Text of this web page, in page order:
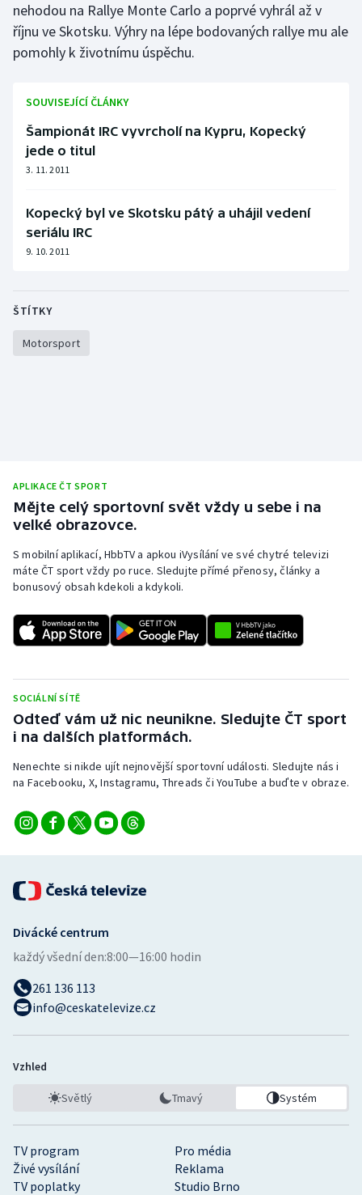
Lyže a snowboard
Moderní pětiboj
Motorsport
Olympijské hry
Parasport
Plavání
Plážový volejbal
Stolní tenis
Triatlon
Veslování
Vodní slalom
Volejbal
Ostatní
nehodou na Rallye Monte Carlo a poprvé vyhrál až v
říjnu ve Skotsku. Výhry na lépe bodovaných rallye mu ale
pomohly k životnímu úspěchu.
SOUVISEJÍCÍ ČLÁNKY
Šampionát IRC vyvrcholí na Kypru, Kopecký
jede o titul
3. 11. 2011
Kopecký byl ve Skotsku pátý a uhájil vedení
seriálu IRC
9. 10. 2011
ŠTÍTKY
Motorsport
APLIKACE ČT SPORT
Mějte celý sportovní svět vždy u sebe i na
velké obrazovce.
S mobilní aplikací, HbbTV a apkou iVysílání ve své chytré televizi
máte ČT sport vždy po ruce. Sledujte přímé přenosy, články a
bonusový obsah kdekoli a kdykoli.
SOCIÁLNÍ SÍTĚ
Odteď vám už nic neunikne. Sledujte ČT sport
i na dalších platformách.
Nenechte si nikde ujít nejnovější sportovní události. Sledujte nás i
na Facebooku, X, Instagramu, Threads či YouTube a buďte v obraze.
TV program
Pro média
Živé vysílání
Reklama
TV poplatky
Studio Brno
Divácké centrum
každý všední den:8:00—16:00 hodin
261 136 113
info@ceskatelevize.cz
Vzhled
Světlý Tmavý Systém